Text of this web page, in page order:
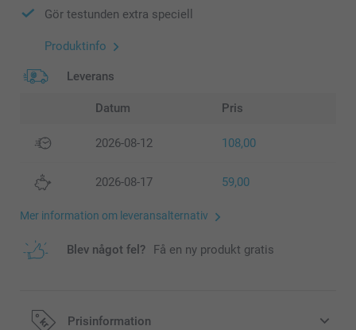
Gör testunden extra speciell
Produktinfo
Leverans
Datum Pris
2026-08-12 108,00
2026-08-17 59,00
Mer information om leveransalternativ
Blev något fel? Få en ny produkt gratis
Prisinformation